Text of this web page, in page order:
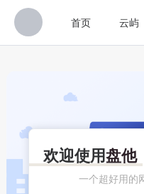
首页 云屿
欢迎使用盘他
一个超好用的